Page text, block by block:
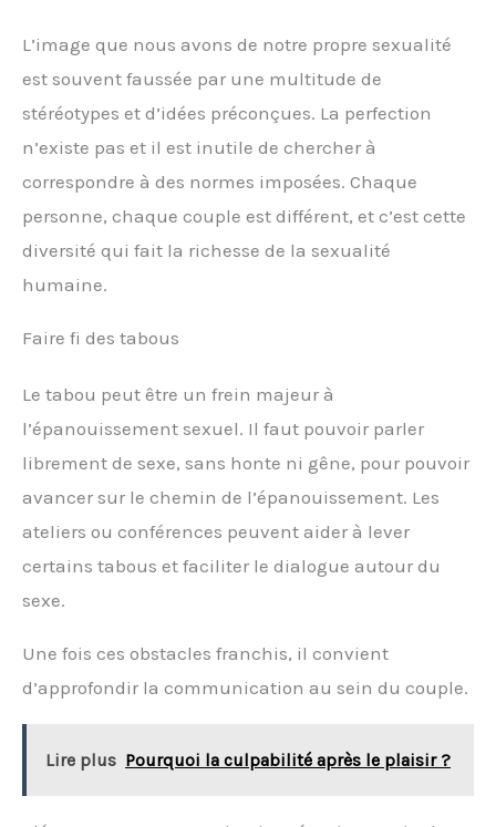
L’image que nous avons de notre propre sexualité
est souvent faussée par une multitude de
stéréotypes et d’idées préconçues. La perfection
n’existe pas et il est inutile de chercher à
correspondre à des normes imposées. Chaque
personne, chaque couple est différent, et c’est cette
diversité qui fait la richesse de la sexualité
humaine.
Faire fi des tabous
Le tabou peut être un frein majeur à
l’épanouissement sexuel. Il faut pouvoir parler
librement de sexe, sans honte ni gêne, pour pouvoir
avancer sur le chemin de l’épanouissement. Les
ateliers ou conférences peuvent aider à lever
certains tabous et faciliter le dialogue autour du
sexe.
Une fois ces obstacles franchis, il convient
d’approfondir la communication au sein du couple.
Lire plus Pourquoi la culpabilité après le plaisir ?